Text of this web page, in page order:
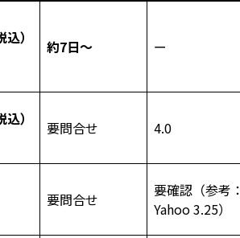
）
約7日～ ー
）
要問合せ 4.0
要問合せ
要確認（参考：
Yahoo 3.25）